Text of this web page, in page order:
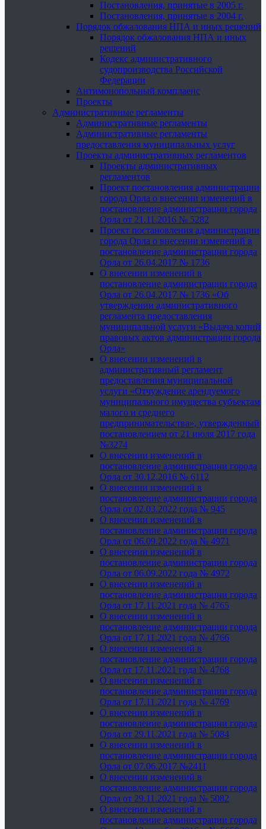
Постановления, принятые в 2005 г.
Постановления, принятые в 2004 г.
Порядок обжалования НПА и иных решений
Порядок обжалования НПА и иных
решений
Кодекс административного
судопроизводства Российской
Федерации
Антимонопольный комплаенс
Проекты
Административные регламенты
Административные регламенты
Административные регламенты
предоставления муниципальных услуг
Проекты административных регламентов
Проекты административных
регламентов
Проект постановления администрации
города Орла о внесении изменений в
постановление администрации города
Орла от 21.11.2016 № 5282
Проект постановления администрации
города Орла о внесении изменений в
постановление администрации города
Орла от 26.04.2017 № 1736
О внесении изменений в
постановление администрации города
Орла от 26.04.2017 № 1736 «Об
утверждении административного
регламента предоставления
муниципальной услуги «Выдача копий
правовых актов администрации города
Орла»
О внесении изменений в
административный регламент
предоставления муниципальной
услуги «Отчуждение арендуемого
муниципального имущества субъектам
малого и среднего
предпринимательства», утвержденный
постановлением от 21 июля 2017 года
№3274
О внесении изменений в
постановление администрации города
Орла от 30.12.2016 № 6112
О внесении изменений в
постановление администрации города
Орла от 02.03.2022 года № 945
О внесении изменений в
постановление администрации города
Орла от 06.09.2022 года № 4971
О внесении изменений в
постановление администрации города
Орла от 06.09.2022 года № 4972
О внесении изменений в
постановление администрации города
Орла от 17.11.2021 года № 4765
О внесении изменений в
постановление администрации города
Орла от 17.11.2021 года № 4766
О внесении изменений в
постановление администрации города
Орла от 17.11.2021 года № 4768
О внесении изменений в
постановление администрации города
Орла от 17.11.2021 года № 4769
О внесении изменений в
постановление администрации города
Орла от 29.11.2021 года № 5084
О внесении изменений в
постановление администрации города
Орла от 07.06.2017 №2411
О внесении изменений в
постановление администрации города
Орла от 29.11.2021 года № 5082
О внесении изменений в
постановление администрации города